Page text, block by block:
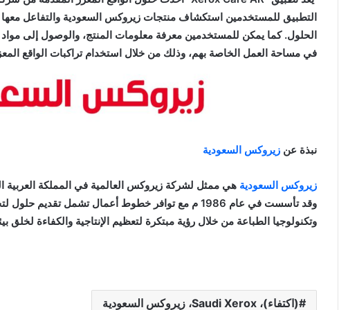
التطبيق للمستخدمين استكشاف منتجات زيروكس السعودية والتفاعل معها
الحلول. كما يمكن للمستخدمين معرفة معلومات المنتج، والوصول إلى
في مساحة العمل الخاصة بهم، وذلك من خلال استخدام تراكبات الواقع
نبذة عن زيروكس السعودية
زيروكس السعودية هي ممثل لشركة زيروكس العالمية في المملكة
وقد تأسست في عام 1986
م مع توافر خطوط أعمال تشمل تقديم حلول
وتكنولوجيا الطباعة من خلال رؤية مبتكرة لتعظيم الإنتاجية والكفاءة
(اكتفاء)، Saudi Xerox، زيروكس السعودية